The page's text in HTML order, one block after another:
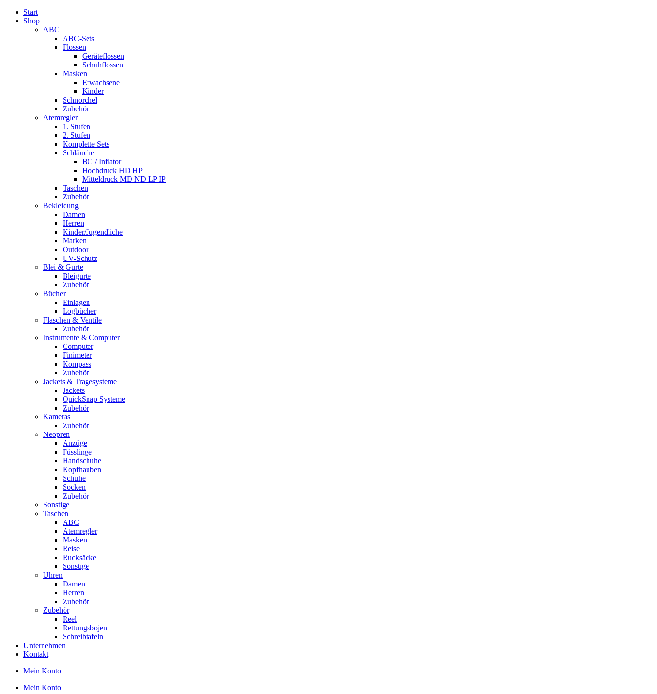
Start
Shop
ABC
ABC-Sets
Flossen
Geräteflossen
Schuhflossen
Masken
Erwachsene
Kinder
Schnorchel
Zubehör
Atemregler
1. Stufen
2. Stufen
Komplette Sets
Schläuche
BC / Inflator
Hochdruck HD HP
Mitteldruck MD ND LP IP
Taschen
Zubehör
Bekleidung
Damen
Herren
Kinder/Jugendliche
Marken
Outdoor
UV-Schutz
Blei & Gurte
Bleigurte
Zubehör
Bücher
Einlagen
Logbücher
Flaschen & Ventile
Zubehör
Instrumente & Computer
Computer
Finimeter
Kompass
Zubehör
Jackets & Tragesysteme
Jackets
QuickSnap Systeme
Zubehör
Kameras
Zubehör
Neopren
Anzüge
Füsslinge
Handschuhe
Kopfhauben
Schuhe
Socken
Zubehör
Sonstige
Taschen
ABC
Atemregler
Masken
Reise
Rucksäcke
Sonstige
Uhren
Damen
Herren
Zubehör
Zubehör
Reel
Rettungsbojen
Schreibtafeln
Unternehmen
Kontakt
Mein Konto
Mein Konto